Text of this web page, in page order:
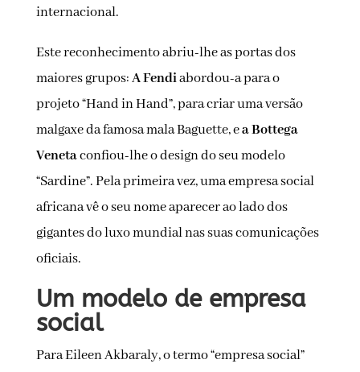
internacional.
Este reconhecimento abriu-lhe as portas dos
maiores grupos:A Fendiabordou-a para o
projeto “Hand in Hand”, para criar uma versão
malgaxe da famosa mala Baguette, ea Bottega
Venetaconfiou-lhe o design do seu modelo
“Sardine”. Pela primeira vez, uma empresa social
africana vê o seu nome aparecer ao lado dos
gigantes do luxo mundial nas suas comunicações
oficiais.
Um modelo de empresa
social
Para Eileen Akbaraly, o termo “empresa social”